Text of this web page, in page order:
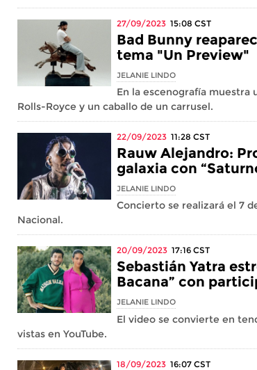
27/09/2023 15:08 CST
Bad Bunny
tema "Un Preview"
JELANIE LINDO
En la escenografía muestra
Rolls-Royce y un caballo de un carrusel.
22/09/2023 11:28 CST
Rauw Alejandro:
galaxia con
JELANIE LINDO
Concierto se realizará el 7
Nacional.
20/09/2023 17:16 CST
Sebastián Yatra
Bacana” con
JELANIE LINDO
El video se convierte en
vistas en YouTube.
18/09/2023 16:07 CST